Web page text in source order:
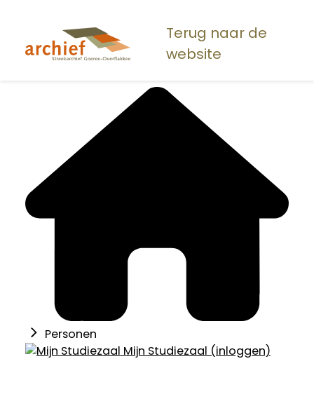
naar
Terug naar de
website
Personen
Mijn Studiezaal (inloggen)